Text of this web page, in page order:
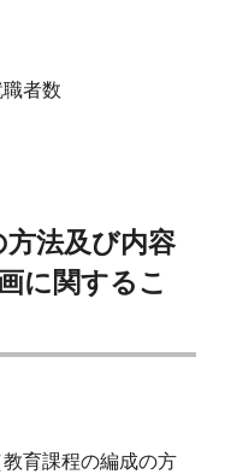
者数
方法及び内容
に関するこ
育課程の編成の方